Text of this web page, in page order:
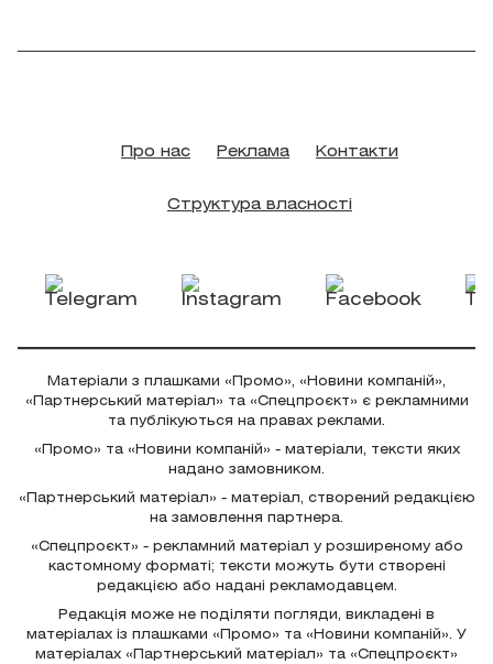
Про нас Реклама Контакти
Структура власності
Матеріали з плашками «Промо», «Новини компаній»,
«Партнерський матеріал» та «Спецпроєкт» є рекламними
та публікуються на правах реклами.
«Промо» та «Новини компаній» - матеріали, тексти яких
надано замовником.
«Партнерський матеріал» - матеріал, створений редакцією
на замовлення партнера.
«Спецпроєкт» - рекламний матеріал у розширеному або
кастомному форматі; тексти можуть бути створені
редакцією або надані рекламодавцем.
Редакція може не поділяти погляди, викладені в
матеріалах із плашками «Промо» та «Новини компаній». У
матеріалах «Партнерський матеріал» та «Спецпроєкт»